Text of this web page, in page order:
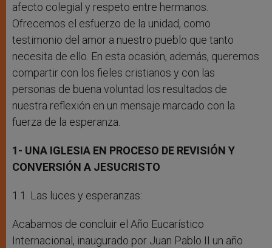
afecto colegial y respeto entre hermanos.
Ofrecemos el esfuerzo de la unidad, como
testimonio del amor a nuestro pueblo que tanto
necesita de ello. En esta ocasión, además, queremos
compartir con los fieles cristianos y con las
personas de buena voluntad los resultados de
nuestra reflexión en un mensaje marcado con la
fuerza de la esperanza.
1- UNA IGLESIA EN PROCESO DE REVISIÓN Y
CONVERSIÓN A JESUCRISTO
1.1. Las luces y esperanzas:
Acabamos de concluir el Año Eucarístico
Internacional, inaugurado por Juan Pablo II un año